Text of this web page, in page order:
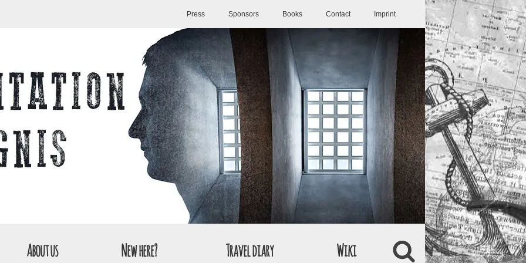
Press Sponsors Books Contact Imprint
About us New here? Travel diary Wiki